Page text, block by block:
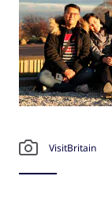
VisitBritain